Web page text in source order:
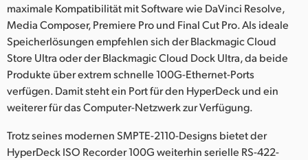
maximale Kompatibilität mit Software wie DaVinci Resolve,
Media Composer, Premiere Pro und Final Cut Pro. Als ideale
Speicherlösungen empfehlen sich der Blackmagic Cloud
Store Ultra oder der Blackmagic Cloud Dock Ultra, da beide
Produkte über extrem schnelle 100G-Ethernet-Ports
verfügen. Damit steht ein Port für den HyperDeck und ein
weiterer für das Computer-Netzwerk zur Verfügung.
Trotz seines modernen SMPTE-2110-Designs bietet der
HyperDeck ISO Recorder 100G weiterhin serielle RS-422-